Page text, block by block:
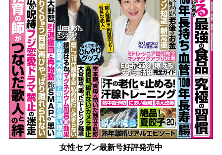
女性セブン最新号好評発売中